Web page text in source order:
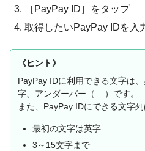
［PayPay ID］をタップ
取得したいPayPay IDを入
《ヒント》
PayPay IDに利用できる文字は
字、アンダーバー（ _ ）です。
また、PayPay IDにできる文字
最初の文字は英字
3～15文字まで